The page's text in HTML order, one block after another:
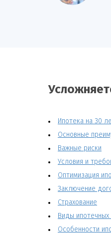
Ипотека на 30
Основные
Важные риски
Условия и
Оптимизация
Заключение
Страхование
Виды
Особенности